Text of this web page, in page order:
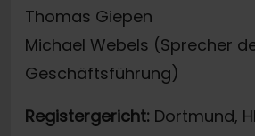
Thomas Giepen
Michael Webels (Sprecher
Geschäftsführung)
Registergericht: Dortmund,